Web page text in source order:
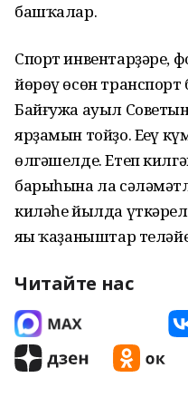
башҡалар.
Спорт инвентарҙәре,
йөрөү өсөн
Байғужа ауыл
ярҙамын тойҙо. Еңеү
өлгәшелде. Етеп
барыһына ла
киләһе йылда
яңы ҡаҙаныштар
Читайте нас